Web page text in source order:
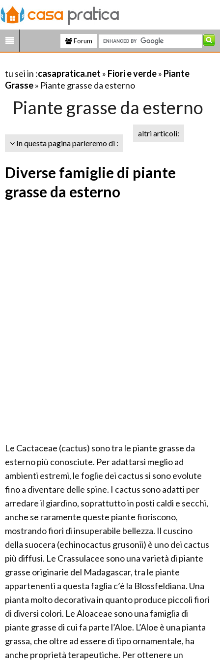
Forum
tu sei in :casapratica.net » Fiori e verde» Piante
Grasse» Piante grasse da esterno
Piante grasse da esterno
In questa pagina parleremo di :
altri articoli:
Diverse famiglie di piante
grasse da esterno
Le Cactaceae (cactus) sono tra le piante grasse da
esterno più conosciute. Per adattarsi meglio ad
ambienti estremi, le foglie dei cactus si sono evolute
fino a diventare delle spine. I cactus sono adatti per
arredare il giardino, soprattutto in posti caldi e secchi,
anche se raramente queste piante fioriscono,
mostrando fiori di insuperabile bellezza. Il cuscino
della suocera (echinocactus grusonii) è uno dei cactus
più diffusi. Le Crassulacee sono una varietà di piante
grasse originarie del Madagascar, tra le piante
appartenenti a questa faglia c’è la Blossfeldiana. Una
pianta molto decorativa in quanto produce piccoli fiori
di diversi colori. Le Aloaceae sono una famiglia di
piante grasse di cui fa parte l’Aloe. L’Aloe è una pianta
grassa, che oltre ad essere di tipo ornamentale, ha
anche proprietà terapeutiche. Per ottenere un